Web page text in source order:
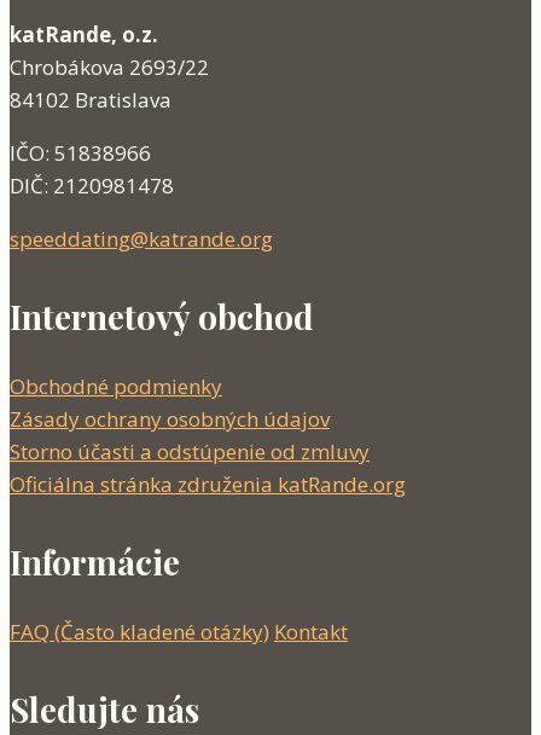
katRande, o.z.
Chrobákova 2693/22
84102 Bratislava
IČO: 51838966
DIČ: 2120981478
speeddating@katrande.org
Internetový obchod
Obchodné podmienky
Zásady ochrany osobných údajov
Storno účasti a odstúpenie od zmluvy
Oficiálna stránka združenia katRande.org
Informácie
FAQ (Často kladené otázky) Kontakt
Sledujte nás